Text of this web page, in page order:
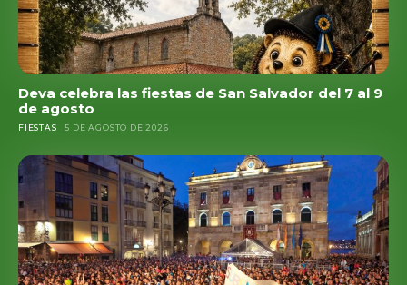
Deva celebra las fiestas de San Salvador del 7 al 9
de agosto
FIESTAS 5 DE AGOSTO DE 2026